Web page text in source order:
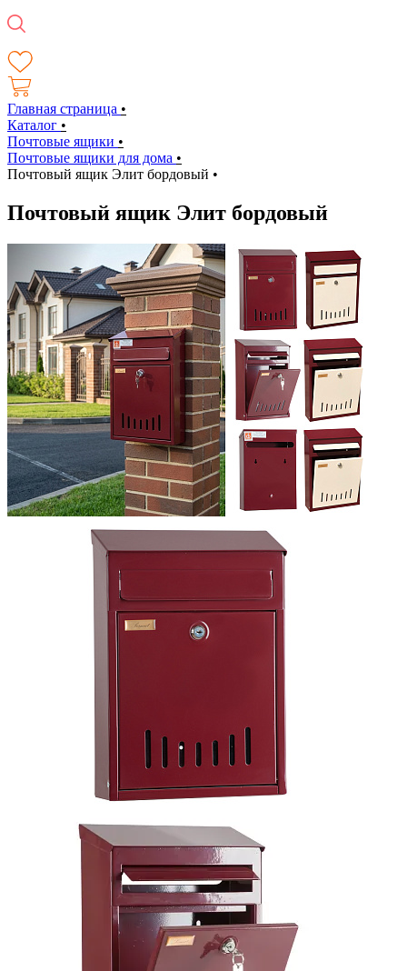
Главная страница •
Каталог •
Почтовые ящики •
Почтовые ящики для дома •
Почтовый ящик Элит бордовый •
Почтовый ящик Элит бордовый